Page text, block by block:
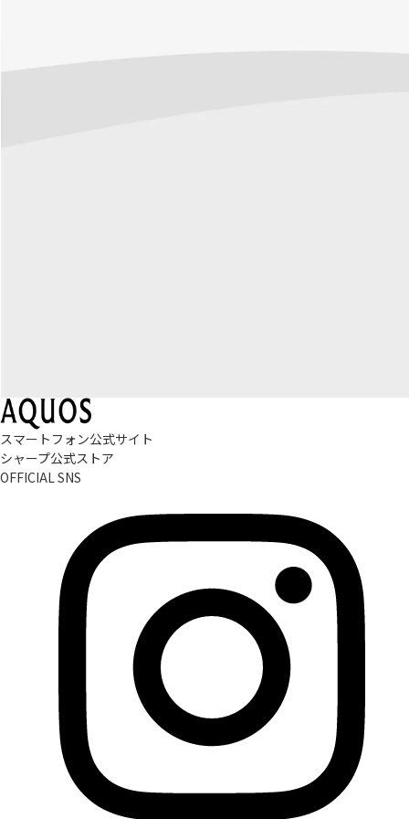
スマートフォン公式サイト
シャープ公式ストア
OFFICIAL SNS